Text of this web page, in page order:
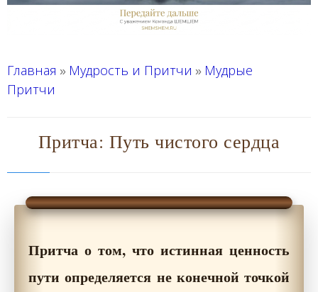
Главная » Мудрость и Притчи » Мудрые
Притчи
Притча: Путь чистого сердца
Притча о том, что истинная ценность
пути определяется не конечной точкой